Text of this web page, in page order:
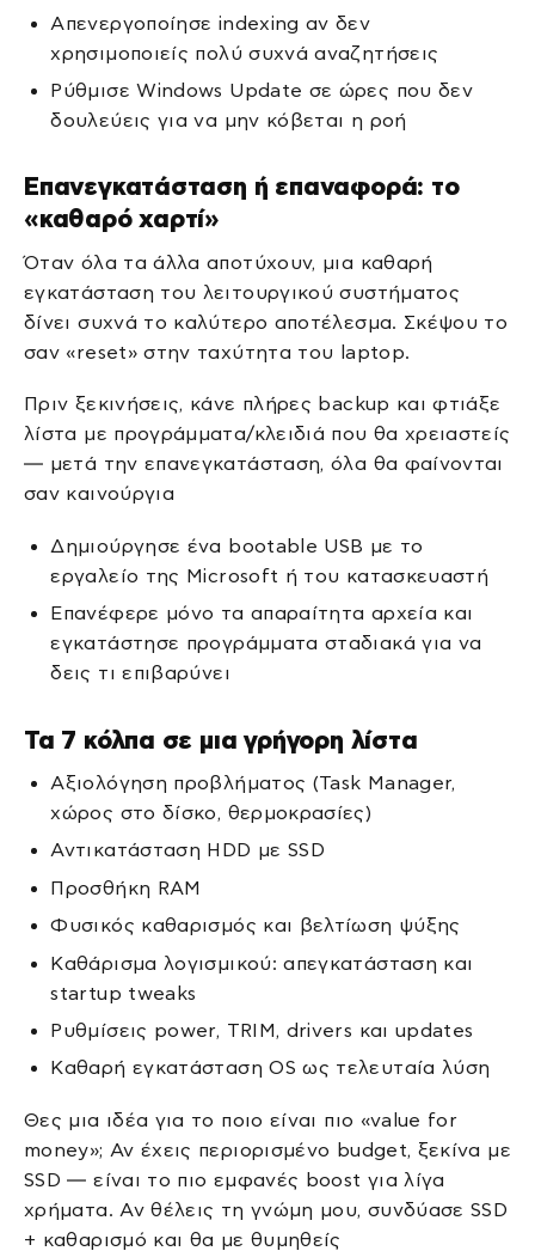
Απενεργοποίησε indexing αν δεν
χρησιμοποιείς πολύ συχνά αναζητήσεις
Ρύθμισε Windows Update σε ώρες που δεν
δουλεύεις για να μην κόβεται η ροή
Επανεγκατάσταση ή επαναφορά: το
«καθαρό χαρτί»
Όταν όλα τα άλλα αποτύχουν, μια καθαρή
εγκατάσταση του λειτουργικού συστήματος
δίνει συχνά το καλύτερο αποτέλεσμα. Σκέψου το
σαν «reset» στην ταχύτητα του laptop.
Πριν ξεκινήσεις, κάνε πλήρες backup και φτιάξε
λίστα με προγράμματα/κλειδιά που θα χρειαστείς
— μετά την επανεγκατάσταση, όλα θα φαίνονται
σαν καινούργια
Δημιούργησε ένα bootable USB με το
εργαλείο της Microsoft ή του κατασκευαστή
Επανέφερε μόνο τα απαραίτητα αρχεία και
εγκατάστησε προγράμματα σταδιακά για να
δεις τι επιβαρύνει
Τα 7 κόλπα σε μια γρήγορη λίστα
Αξιολόγηση προβλήματος (Task Manager,
χώρος στο δίσκο, θερμοκρασίες)
Αντικατάσταση HDD με SSD
Προσθήκη RAM
Φυσικός καθαρισμός και βελτίωση ψύξης
Καθάρισμα λογισμικού: απεγκατάσταση και
startup tweaks
Ρυθμίσεις power, TRIM, drivers και updates
Καθαρή εγκατάσταση OS ως τελευταία λύση
Θες μια ιδέα για το ποιο είναι πιο «value for
money»; Αν έχεις περιορισμένο budget, ξεκίνα με
SSD — είναι το πιο εμφανές boost για λίγα
χρήματα. Αν θέλεις τη γνώμη μου, συνδύασε SSD
+ καθαρισμό και θα με θυμηθείς